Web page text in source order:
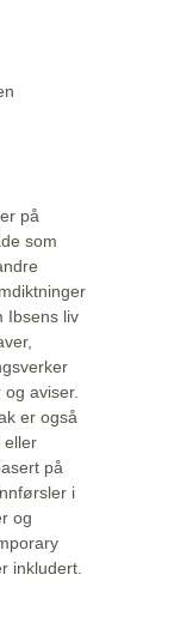
på
som
Ibsens liv
aviser.
er også
eller
på
i
og
inkludert.